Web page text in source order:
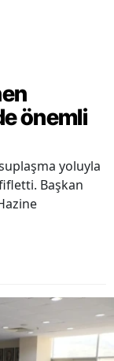
önemli
yoluyla
Başkan